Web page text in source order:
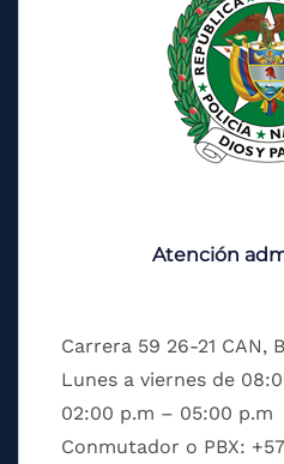
Atención
Carrera 59 26-21 CAN,
Lunes a viernes de
02:00 p.m – 05:00 p.m
Conmutador o PBX: